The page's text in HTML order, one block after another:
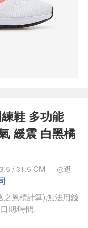
鞋 多功能
緩震 白黑橘
/ 31.5 CM
◎逛
之累積計算),無法用錢
期/時間.